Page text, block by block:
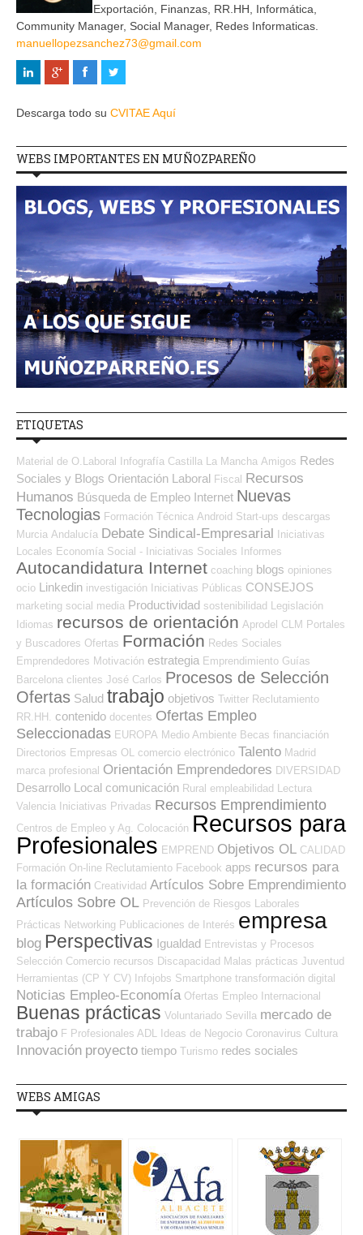
Exportación, Finanzas, RR.HH, Informática,
Community Manager, Social Manager, Redes Informaticas.
manuellopezsanchez73@gmail.com
Descarga todo su CVITAE Aquí
WEBS IMPORTANTES EN MUÑOZPAREÑO
ETIQUETAS
Material de O.Laboral Infografía Castilla La Mancha Amigos Redes
Sociales y Blogs Orientación Laboral Fiscal Recursos
Humanos Búsqueda de Empleo Internet Nuevas
Tecnologias Formación Técnica Android Start-ups descargas
Murcia Andalucía Debate Sindical-Empresarial Iniciativas
Locales Economía Social - Iniciativas Sociales Informes
Autocandidatura Internet coaching blogs opiniones
ocio Linkedin investigación Iniciativas Públicas CONSEJOS
marketing social media Productividad sostenibilidad Legislación
Idiomas recursos de orientación Aprodel CLM Portales
y Buscadores Ofertas Formación Redes Sociales
Emprendedores Motivación estrategia Emprendimiento Guías
Barcelona clientes José Carlos Procesos de Selección
Ofertas Salud trabajo objetivos Twitter Reclutamiento
RR.HH.
contenido docentes Ofertas Empleo
Seleccionadas EUROPA Medio Ambiente Becas financiación
Directorios Empresas OL
comercio electrónico Talento Madrid
marca profesional Orientación Emprendedores DIVERSIDAD
Desarrollo Local comunicación Rural empleabilidad Lectura
Valencia Iniciativas Privadas Recursos Emprendimiento
Centros de Empleo y Ag. Colocación Recursos para
Profesionales EMPREND Objetivos OL CALIDAD
Formación On-line Reclutamiento Facebook apps recursos para
la formación Creatividad Artículos Sobre Emprendimiento
Artículos Sobre OL Prevención de Riesgos Laborales
Prácticas Networking Publicaciones de Interés empresa
blog Perspectivas Igualdad Entrevistas y Procesos
Selección Comercio recursos Discapacidad Malas prácticas Juventud
Herramientas (CP Y CV) Infojobs Smartphone transformación digital
Noticias Empleo-Economía Ofertas Empleo Internacional
Buenas prácticas Voluntariado Sevilla mercado de
trabajo F Profesionales ADL Ideas de Negocio Coronavirus Cultura
Innovación proyecto tiempo Turismo redes sociales
WEBS AMIGAS